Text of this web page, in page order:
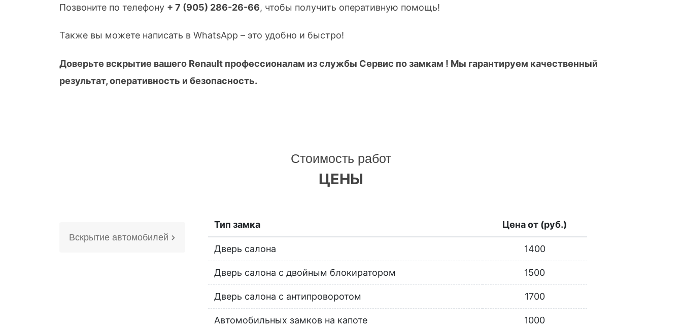
Позвоните по телефону + 7 (905) 286-26-66, чтобы получить оперативную помощь!
Также вы можете написать в WhatsApp – это удобно и быстро!
Доверьте вскрытие вашего Renault профессионалам из службы Сервис по замкам ! Мы гарантируем качественный
результат, оперативность и безопасность.
Стоимость работ
ЦЕНЫ
Вскрытие автомобилей
Тип замка Цена от (руб.)
Дверь салона 1400
Дверь салона с двойным блокиратором 1500
Дверь салона с антипроворотом 1700
Автомобильных замков на капоте 1000